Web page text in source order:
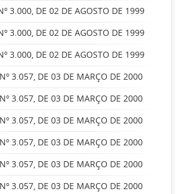
3.000, DE 02 DE AGOSTO DE 1999
3.000, DE 02 DE AGOSTO DE 1999
3.000, DE 02 DE AGOSTO DE 1999
3.057, DE 03 DE MARÇO DE 2000
3.057, DE 03 DE MARÇO DE 2000
3.057, DE 03 DE MARÇO DE 2000
3.057, DE 03 DE MARÇO DE 2000
3.057, DE 03 DE MARÇO DE 2000
3.057, DE 03 DE MARÇO DE 2000